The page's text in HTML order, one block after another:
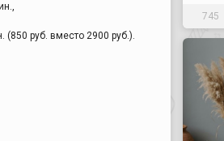
(850 руб. вместо 2900 руб.).
745